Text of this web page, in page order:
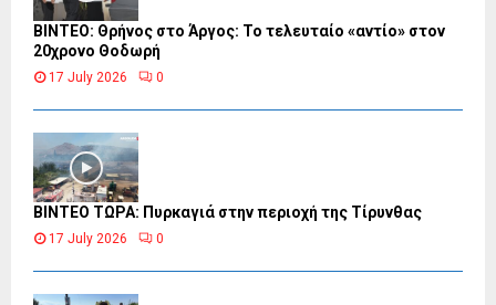
ΒΙΝΤΕΟ: Θρήνος στο Άργος: Το τελευταίο «αντίο» στον
20χρονο Θοδωρή
17 July 2026 0
ΒΙΝΤΕΟ ΤΩΡΑ: Πυρκαγιά στην περιοχή της Τίρυνθας
17 July 2026 0